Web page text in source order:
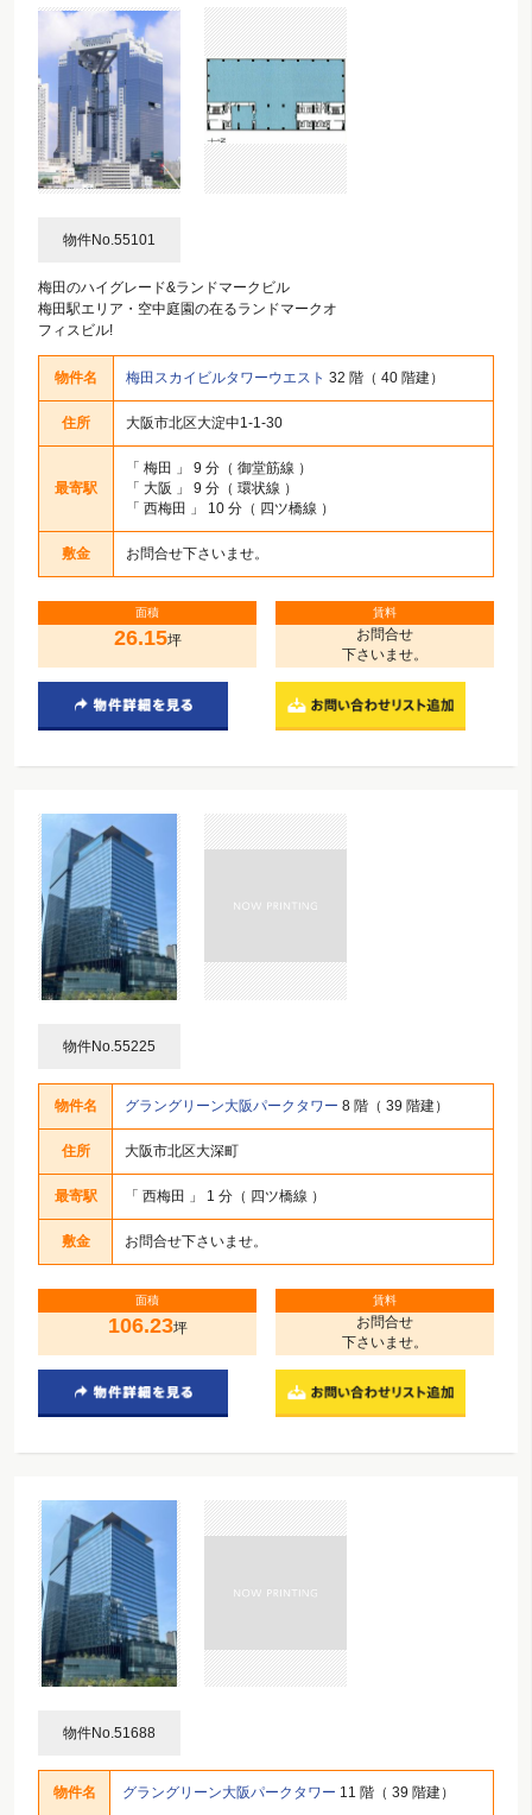
物件No.55101
梅田のハイグレード&ランドマークビル
梅田駅エリア・空中庭園の在るランドマークオ
フィスビル!
物件名 梅田スカイビルタワーウエスト 32 階（ 40 階建）
住所 大阪市北区大淀中1-1-30
最寄駅
「 梅田
」 9 分（ 御堂筋線 ）
「 大阪 」 9 分（ 環状線 ）
「 西梅田 」 10 分（ 四ツ橋線 ）
敷金 お問合せ下さいませ。
面積
26.15坪
賃料
お問合せ
下さいませ。
物件No.55225
物件名 グラングリーン大阪パークタワー 8 階（ 39 階建）
住所 大阪市北区大深町
最寄駅 「 西梅田 」 1 分（ 四ツ橋線 ）
敷金 お問合せ下さいませ。
面積
106.23坪
賃料
お問合せ
下さいませ。
物件No.51688
物件名 グラングリーン大阪パークタワー 11 階（ 39 階建）